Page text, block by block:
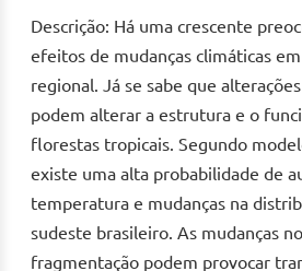
Descrição: Há uma crescente
efeitos de mudanças climáticas
regional. Já se sabe que
podem alterar a estrutura e o
florestas tropicais. Segundo
existe uma alta probabilidade de
temperatura e mudanças na
sudeste brasileiro. As mudanças
fragmentação podem provocar